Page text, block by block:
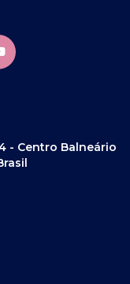
- Centro Balneário